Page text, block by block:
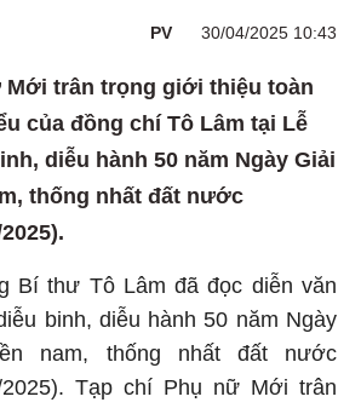
PV 30/04/2025 10:43
Mới trân trọng giới thiệu toàn
của đồng chí Tô Lâm tại Lễ
diễu hành 50 năm Ngày Giải
thống nhất đất nước
Bí thư Tô Lâm đã đọc diễn văn
binh, diễu hành 50 năm Ngày
nam, thống nhất đất nước
2025). Tạp chí Phụ nữ Mới trân